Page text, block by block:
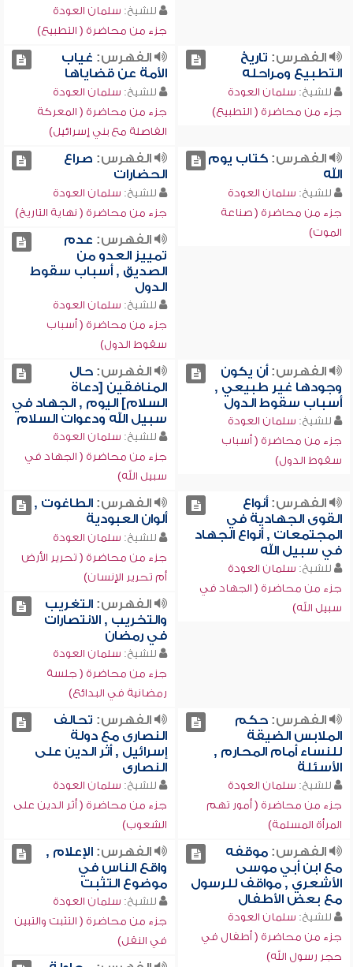
للشيخ: سلمان العودة
جزء من محاضرة ( التطبيع)
الفهرس: تاريخ
التطبيع ومراحله
للشيخ: سلمان العودة
جزء من محاضرة ( التطبيع)
الفهرس: غياب
الأمة عن قضاياها
للشيخ: سلمان العودة
جزء من محاضرة ( المعركة
الفاصلة مع بني إسرائيل)
الفهرس:كتاب يوم
الله
للشيخ: سلمان العودة
جزء من محاضرة ( صناعة
الموت)
الفهرس: صراع
الحضارات
للشيخ: سلمان العودة
جزء من محاضرة ( نهاية التاريخ)
الفهرس: عدم
تمييز العدو من
الصديق , أسباب سقوط
الدول
للشيخ: سلمان العودة
جزء من محاضرة ( أسباب
سقوط الدول)
الفهرس:أن يكون
وجودها غير طبيعي ,
أسباب سقوط الدول
للشيخ: سلمان العودة
جزء من محاضرة ( أسباب
سقوط الدول)
الفهرس:حال
المنافقين [دعاة
السلام] اليوم , الجهاد في
سبيل الله ودعوات السلام
للشيخ: سلمان العودة
جزء من محاضرة ( الجهاد في
سبيل الله)
الفهرس:أنواع
القوى الجهادية في
المجتمعات , أنواع الجهاد
في سبيل الله
للشيخ: سلمان العودة
جزء من محاضرة ( الجهاد في
سبيل الله)
الفهرس:الطاغوت ,
ألوان العبودية
للشيخ: سلمان العودة
جزء من محاضرة ( تحرير الأرض
أم تحرير الإنسان)
الفهرس:التغريب
والتخريب , الانتصارات
في رمضان
للشيخ: سلمان العودة
جزء من محاضرة ( جلسة
رمضانية في البدائع)
الفهرس:حكم
الملابس الضيقة
للنساء أمام المحارم ,
الأسئلة
للشيخ: سلمان العودة
جزء من محاضرة ( أمور تهم
المرأة المسلمة)
الفهرس: تحالف
النصارى مع دولة
إسرائيل , أثر الدين على
النصارى
للشيخ: سلمان العودة
جزء من محاضرة ( أثر الدين على
الشعوب)
الفهرس:موقفه
مع ابن أبي موسى
الأشعري , مواقف للرسول
مع بعض الأطفال
للشيخ: سلمان العودة
جزء من محاضرة ( أطفال في
حجر رسول الله)
الفهرس:الإعلام ,
واقع الناس في
موضوع التثبت
للشيخ: سلمان العودة
جزء من محاضرة ( التثبت والتبين
في النقل)